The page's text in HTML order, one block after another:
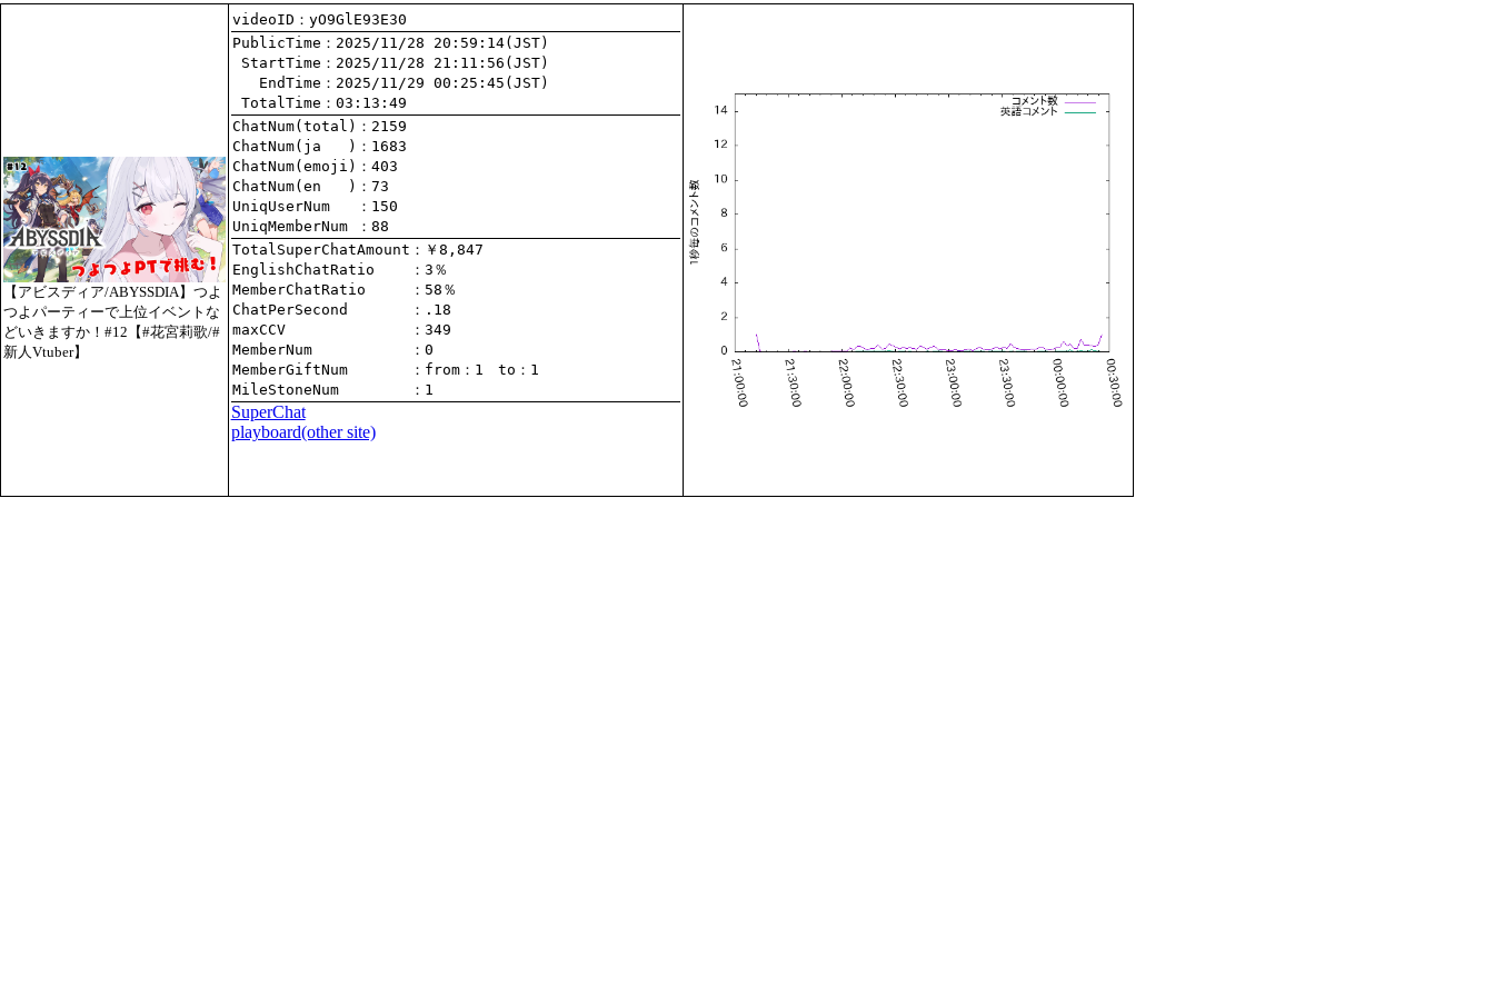
【アビスディア/ABYSSDIA】つよ
つよパーティーで上位イベントな
どいきますか！#12【#花宮莉歌/#
新人Vtuber】
videoID：yO9GlE93E30
PublicTime
StartTime
   EndTime
TotalTime ：03:13:49
ChatNum(total)
ChatNum(ja   )
ChatNum(emoji)
ChatNum(en   )
UniqUserNum
：150
UniqMemberNum
：88
TotalSuperChatAmount
EnglishChatRatio
MemberChatRatio
ChatPerSecond
maxCCV
：349
MemberNum
：0
MemberGiftNum
： from ：1 to ：1
MileStoneNum
：1
SuperChat
playboard(other site)